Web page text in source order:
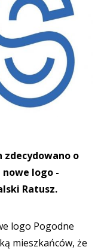
zdecydowano o
logo -
Ratusz.
logo Pogodne
mieszkańców, że